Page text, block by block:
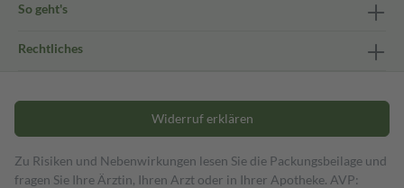
So geht's
Rechtliches
Widerruf erklären
Zu Risiken und Nebenwirkungen lesen Sie die Packungsbeilage und
fragen Sie Ihre Ärztin, Ihren Arzt oder in Ihrer Apotheke. AVP: